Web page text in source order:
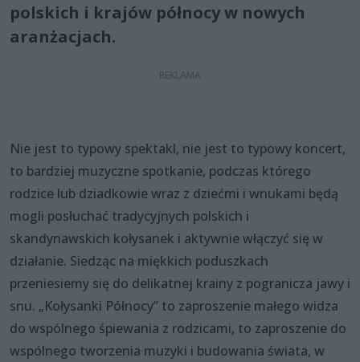
polskich i krajów północy w nowych
aranżacjach.
Nie jest to typowy spektakl, nie jest to typowy koncert,
to bardziej muzyczne spotkanie, podczas którego
rodzice lub dziadkowie wraz z dziećmi i wnukami będą
mogli posłuchać tradycyjnych polskich i
skandynawskich kołysanek i aktywnie włączyć się w
działanie. Siedząc na miękkich poduszkach
przeniesiemy się do delikatnej krainy z pogranicza jawy i
snu. „Kołysanki Północy” to zaproszenie małego widza
do wspólnego śpiewania z rodzicami, to zaproszenie do
wspólnego tworzenia muzyki i budowania świata, w